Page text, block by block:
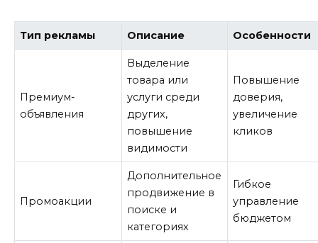
Тип рекламы Описание Особенности
Премиум-
объявления
Выделение
товара или
услуги среди
других,
повышение
видимости
Повышение
доверия,
увеличение
кликов
Промоакции
Дополнительное
продвижение в
поиске и
категориях
Гибкое
управление
бюджетом